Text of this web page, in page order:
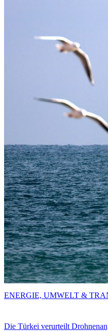
Die Türkei verurteilt
ENERGIE, UMWELT &